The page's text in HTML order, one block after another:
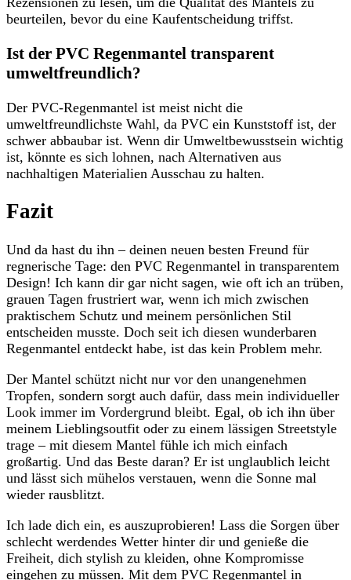
beurteilen, bevor du eine Kaufentscheidung triffst.
Ist der PVC Regenmantel transparent
umweltfreundlich?
Der PVC-Regenmantel ist meist nicht die
umweltfreundlichste Wahl, da PVC ein Kunststoff ist, der
schwer abbaubar ist. Wenn dir Umweltbewusstsein wichtig
ist, könnte es sich lohnen, nach Alternativen aus
nachhaltigen Materialien Ausschau zu halten.
Fazit
Und da hast du ihn – deinen neuen besten Freund für
regnerische Tage: den PVC Regenmantel in transparentem
Design! Ich kann dir gar nicht sagen, wie oft ich an trüben,
grauen Tagen frustriert war, wenn ich mich zwischen
praktischem Schutz und meinem persönlichen Stil
entscheiden musste. Doch seit ich diesen wunderbaren
Regenmantel entdeckt habe, ist das kein Problem mehr.
Der Mantel schützt nicht nur vor den unangenehmen
Tropfen, sondern sorgt auch dafür, dass mein individueller
Look immer im Vordergrund bleibt. Egal, ob ich ihn über
meinem Lieblingsoutfit oder zu einem lässigen Streetstyle
trage – mit diesem Mantel fühle ich mich einfach
großartig. Und das Beste daran? Er ist unglaublich leicht
und lässt sich mühelos verstauen, wenn die Sonne mal
wieder rausblitzt.
Ich lade dich ein, es auszuprobieren! Lass die Sorgen über
schlecht werdendes Wetter hinter dir und genieße die
Freiheit, dich stylish zu kleiden, ohne Kompromisse
eingehen zu müssen. Mit dem PVC Regenmantel in